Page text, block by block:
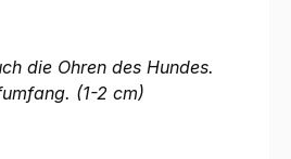
die Ohren des Hundes.
(1-2 cm)